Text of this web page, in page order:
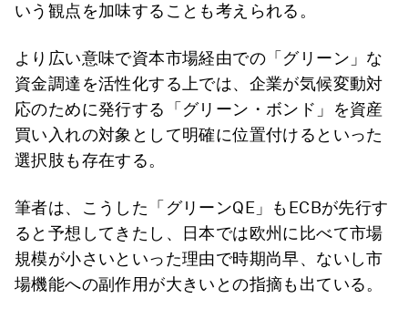
いう観点を加味することも考えられる。
より広い意味で資本市場経由での「グリーン」な
資金調達を活性化する上では、企業が気候変動対
応のために発行する「グリーン・ボンド」を資産
買い入れの対象として明確に位置付けるといった
選択肢も存在する。
筆者は、こうした「グリーンQE」もECBが先行す
ると予想してきたし、日本では欧州に比べて市場
規模が小さいといった理由で時期尚早、ないし市
場機能への副作用が大きいとの指摘も出ている。